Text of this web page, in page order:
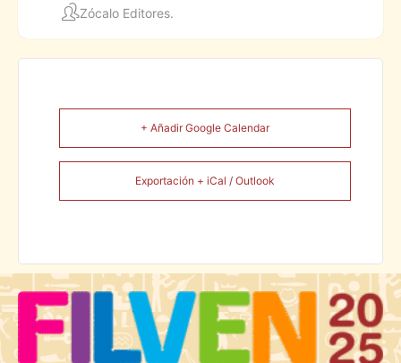
Zócalo Editores.
+ Añadir Google Calendar
Exportación + iCal / Outlook